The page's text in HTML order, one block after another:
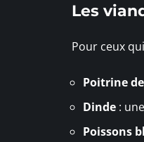
Les
Pour ceux
Poitrine
Dinde :
Poissons